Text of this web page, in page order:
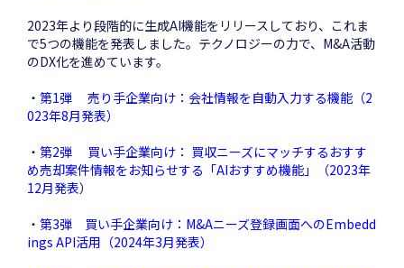
2023年より段階的に生成AI機能をリリースしており、これま
で5つの機能を発表しました。テクノロジーの力で、M&A活動
のDX化を進めています。
・ 第1弾 売り手企業向け：会社情報を自動入力する機能（2
023年8月発表）
・ 第2弾 買い手企業向け： 買収ニーズにマッチするおすす
め売却案件情報をお知らせする「AIおすすめ機能」（2023年
12月発表）
・ 第3弾 買い手企業向け：M&Aニーズ登録画面へのEmbedd
ings API活用（2024年3月発表）